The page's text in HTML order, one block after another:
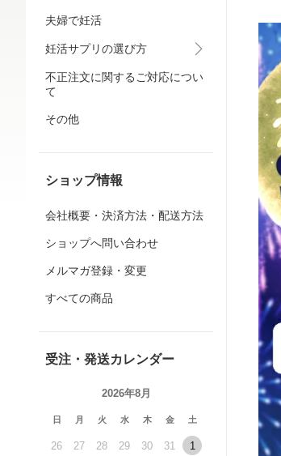
夫婦で妊活
妊活サプリの選び方
不正注文に関するご対応につい
て
その他
ショップ情報
会社概要・決済方法・配送方法
ショップへ問い合わせ
メルマガ登録・変更
すべての商品
受注・発送カレンダー
2026年8月
日 月 火 水 木 金 土
26 27 28 29 30 31 1